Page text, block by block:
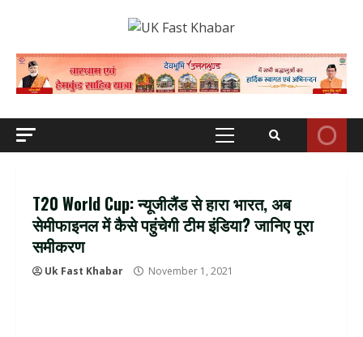
Primary
T20 World Cup: न्यूजीलैंड से हारा भारत, अब
सेमीफाइनल में कैसे पहुंचेगी टीम इंडिया? जानिए पूरा
समीकरण
Uk Fast Khabar November 1, 2021